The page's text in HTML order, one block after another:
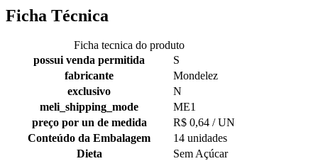
Ficha Técnica
Ficha tecnica do produto
possui venda permitida
S
fabricante
Mondelez
exclusivo
N
meli_shipping_mode
ME1
preço por un de medida
R$ 0,64 / UN
Conteúdo da Embalagem
14 unidades
Dieta
Sem Açúcar